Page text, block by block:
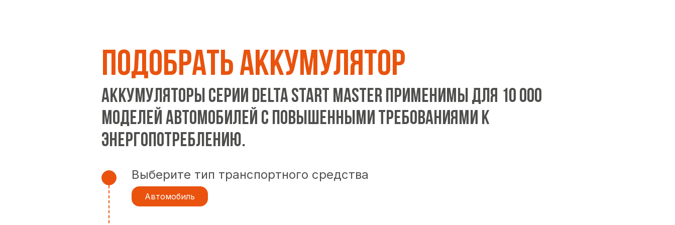
ПОДОБРАТЬ АККУМУЛЯТОР
Аккумуляторы серии DELTA START MASTER применимы для 10 000
моделей автомобилей с повышенными требованиями к
энергопотреблению.
Выберите тип транспортного средства
Автомобиль